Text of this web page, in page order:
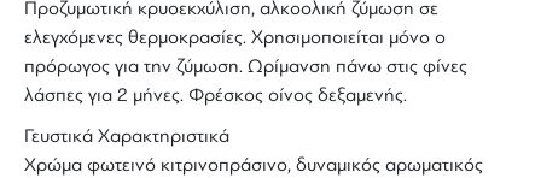
Προζυμωτική κρυοεκχύλιση, αλκοολική ζύμωση σε
ελεγχόμενες θερμοκρασίες. Χρησιμοποιείται μόνο ο
πρόρωγος για την ζύμωση. Ωρίμανση πάνω στις φίνες
λάσπες για 2 μήνες. Φρέσκος οίνος δεξαμενής.
Γευστικά Χαρακτηριστικά
Χρώμα φωτεινό κιτρινοπράσινο, δυναμικός αρωματικός